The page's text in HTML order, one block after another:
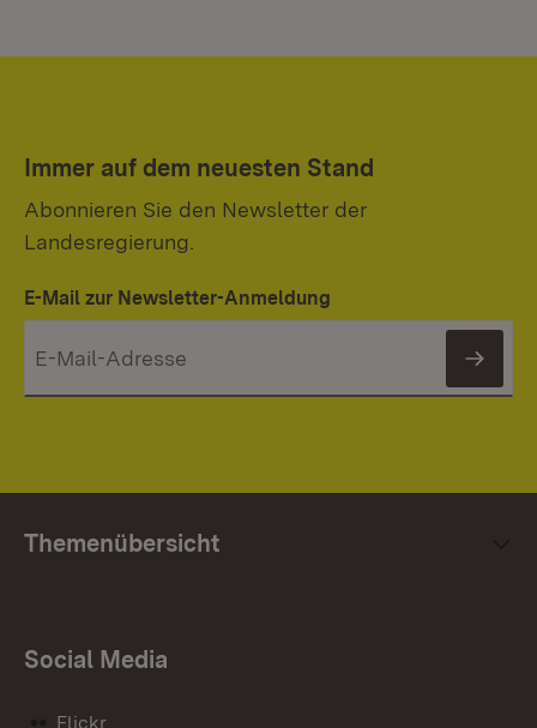
Immer auf dem neuesten Stand
Abonnieren Sie den Newsletter der
Landesregierung.
E-Mail zur Newsletter-Anmeldung
Themenübersicht
Social Media
Flickr